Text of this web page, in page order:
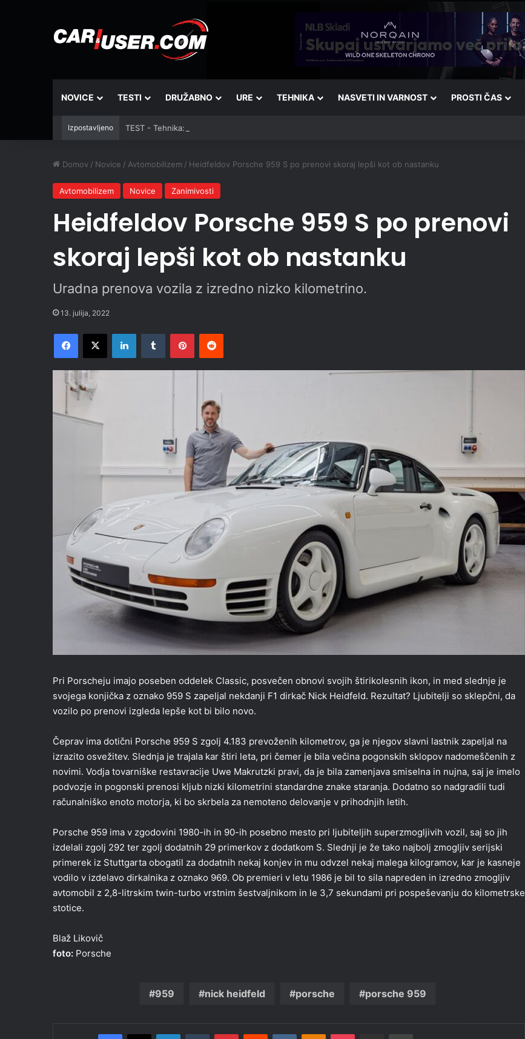
NOVICE TESTI DRUŽABNO URE TEHNIKA NASVETI IN VARNOST PROSTI ČAS
Izpostavljeno TEST - Tehnika: Vantrue JS3
Domov / Novice / Avtomobilizem / Heidfeldov Porsche 959 S po prenovi skoraj lepši kot ob nastanku
Avtomobilizem Novice Zanimivosti
Heidfeldov Porsche 959 S po prenovi
skoraj lepši kot ob nastanku
Uradna prenova vozila z izredno nizko kilometrino.
13. julija, 2022
Facebook
X LinkedInTumblr PinterestReddit
Pri Porscheju imajo poseben oddelek Classic, posvečen obnovi svojih štirikolesnih ikon, in med slednje je
svojega konjička z oznako 959 S zapeljal nekdanji F1 dirkač Nick Heidfeld. Rezultat? Ljubitelji so sklepčni, da
vozilo po prenovi izgleda lepše kot bi bilo novo.
Čeprav ima dotični Porsche 959 S zgolj 4.183 prevoženih kilometrov, ga je njegov slavni lastnik zapeljal na
izrazito osvežitev. Slednja je trajala kar štiri leta, pri čemer je bila večina pogonskih sklopov nadomeščenih z
novimi. Vodja tovarniške restavracije Uwe Makrutzki pravi, da je bila zamenjava smiselna in nujna, saj je imelo
podvozje in pogonski prenosi kljub nizki kilometrini standardne znake staranja. Dodatno so nadgradili tudi
računalniško enoto motorja, ki bo skrbela za nemoteno delovanje v prihodnjih letih.
Porsche 959 ima v zgodovini 1980-ih in 90-ih posebno mesto pri ljubiteljih superzmogljivih vozil, saj so jih
izdelali zgolj 292 ter zgolj dodatnih 29 primerkov z dodatkom S. Slednji je že tako najbolj zmogljiv serijski
primerek iz Stuttgarta obogatil za dodatnih nekaj konjev in mu odvzel nekaj malega kilogramov, kar je kasneje
vodilo v izdelavo dirkalnika z oznako 969. Ob premieri v letu 1986 je bil to sila napreden in izredno zmogljiv
avtomobil z 2,8-litrskim twin-turbo vrstnim šestvaljnikom in le 3,7 sekundami pri pospeševanju do kilometrske
stotice.
Blaž Likovič
foto: Porsche
959 nick heidfeld porsche porsche 959
Facebook
X LinkedInTumblr PinterestReddit VKontakteOdnoklassniki
Pocket Deli po epošti Natisni